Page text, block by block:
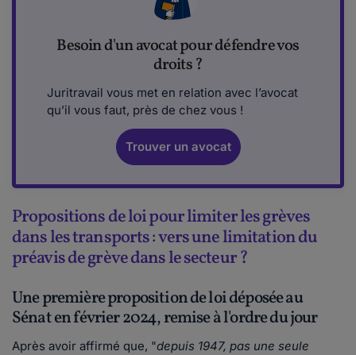
Besoin d'un avocat pour défendre vos
droits ?
Juritravail vous met en relation avec l’avocat
qu’il vous faut, près de chez vous !
Trouver un avocat
Propositions de loi pour limiter les grèves
dans les transports : vers une limitation du
préavis de grève dans le secteur ?
Une première proposition de loi déposée au
Sénat en février 2024, remise à l'ordre du jour
Après avoir affirmé que, "depuis 1947, pas une seule